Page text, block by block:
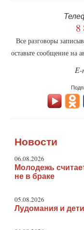
8
Все разговоры
оставьте сообщение на
Новости
06.08.2026
Молодежь
не в браке
05.08.2026
Лудомания и дети